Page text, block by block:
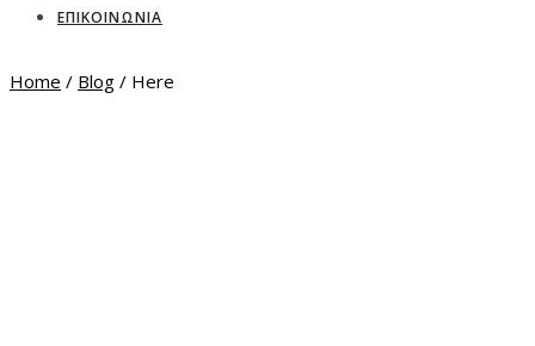
ΕΠΙΚΟΙΝΩΝΙΑ
Home / Blog / Here